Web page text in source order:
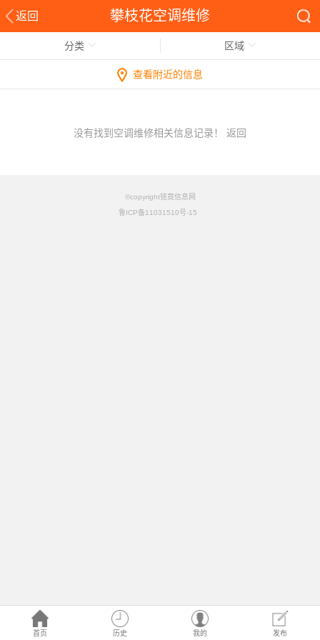
返回 攀枝花空调维修
首页 历史 我的 发布
分类 区域
查看附近的信息
没有找到空调维修相关信息记录！ 返回
©copyright铭竟信息网
鲁ICP备11031510号-15